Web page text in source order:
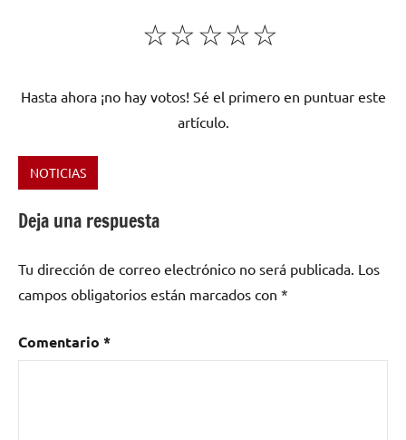
☆
☆
☆
☆
☆
Hasta ahora ¡no hay votos! Sé el primero en puntuar este
artículo.
Ángel
Asian
Dub
Aterciopelados,
BNegão
NOTICIAS
Deja una respuesta
Tu dirección de correo electrónico no será publicada. Los
campos obligatorios están marcados con *
Comentario *